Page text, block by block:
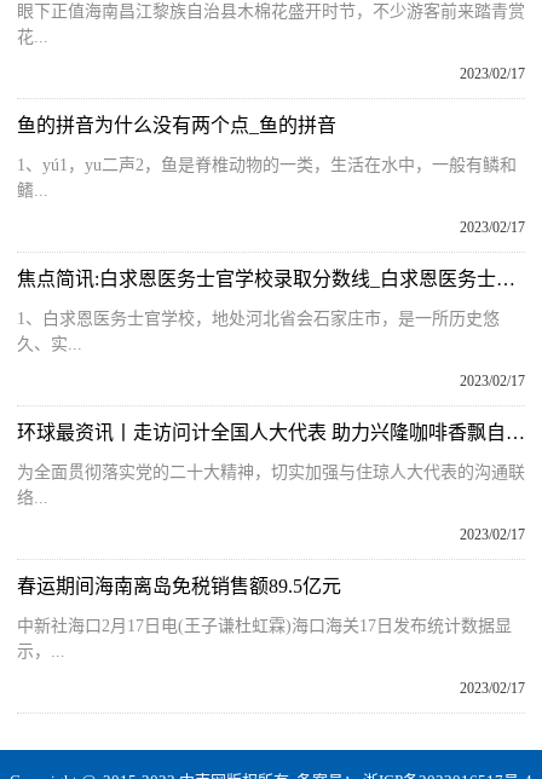
眼下正值海南昌江黎族自治县木棉花盛开时节，不少游客前来踏青赏
花...
2023/02/17
鱼的拼音为什么没有两个点_鱼的拼音
1、yú1，yu二声2，鱼是脊椎动物的一类，生活在水中，一般有鳞和
鳍...
2023/02/17
焦点简讯:白求恩医务士官学校录取分数线_白求恩医务士官学校
1、白求恩医务士官学校，地处河北省会石家庄市，是一所历史悠
久、实...
2023/02/17
环球最资讯丨走访问计全国人大代表 助力兴隆咖啡香飘自贸港
为全面贯彻落实党的二十大精神，切实加强与住琼人大代表的沟通联
络...
2023/02/17
春运期间海南离岛免税销售额89.5亿元
中新社海口2月17日电(王子谦杜虹霖)海口海关17日发布统计数据显
示，...
2023/02/17